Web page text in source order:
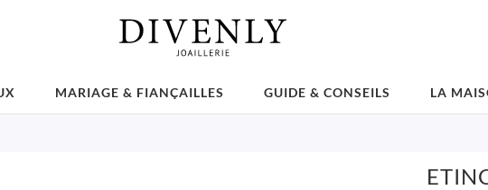
MARIAGE & FIANÇAILLES GUIDE & CONSEILS LA